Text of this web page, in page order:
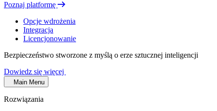
Poznaj platformę
Opcje wdrożenia
Integracja
Licencjonowanie
Bezpieczeństwo stworzone z myślą o erze sztucznej inteligencji
Dowiedz się więcej
Main Menu
Rozwiązania